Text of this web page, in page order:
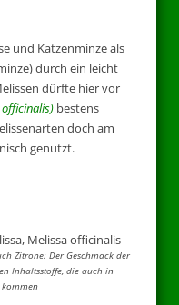
und Katzenminze als
durch ein leicht
dürfte hier vor
bestens
doch am
genutzt.
Zitrone: Der Geschmack der
Inhaltsstoffe, die auch in